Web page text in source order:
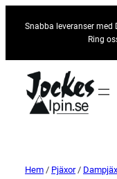
Snabba leveranser med
Ring
Hem / Pjäxor/